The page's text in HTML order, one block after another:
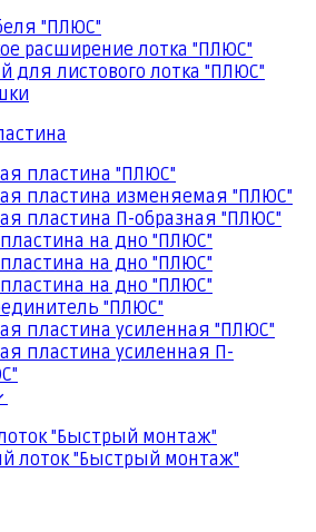
"ПЛЮС"
расширение лотка "ПЛЮС"
для листового лотка "ПЛЮС"
пластина "ПЛЮС"
пластина изменяемая "ПЛЮС"
пластина П-образная "ПЛЮС"
на дно "ПЛЮС"
на дно "ПЛЮС"
на дно "ПЛЮС"
"ПЛЮС"
пластина усиленная "ПЛЮС"
пластина усиленная П-
"Быстрый монтаж"
лоток "Быстрый монтаж"